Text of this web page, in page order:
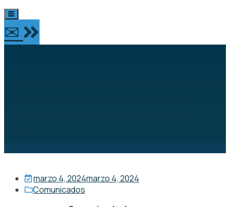
✉
marzo 4, 2024marzo 4, 2024
Comunicados